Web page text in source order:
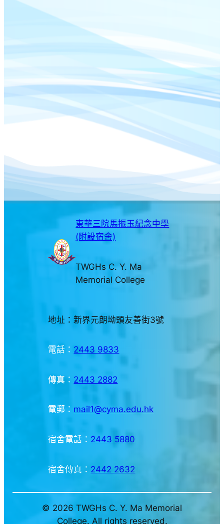
東華三院馬振玉紀念中學
(附設宿舍)
TWGHs C. Y. Ma
Memorial College
地址：新界元朗坳頭友善街3號
電話： 2443 9833
傳真： 2443 2882
電郵： mail1@cyma.edu.hk
宿舍電話： 2443 5880
宿舍傳真： 2442 2632
© 2026 TWGHs C. Y. Ma Memorial
College. All rights reserved.